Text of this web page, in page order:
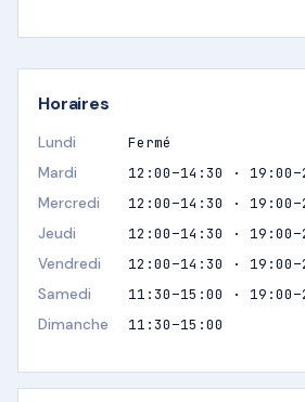
Horaires
Lundi
Fermé
Mardi
12:00–14:30 ·
Mercredi
12:00–14:30 ·
Jeudi
12:00–14:30 ·
Vendredi
12:00–14:30 ·
Samedi
11:30–15:00 ·
Dimanche
11:30–15:00